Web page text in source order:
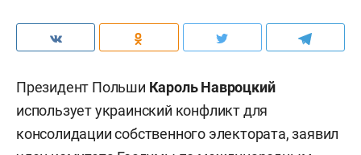
Президент Польши Кароль Навроцкий
использует украинский конфликт для
консолидации собственного электората, заявил